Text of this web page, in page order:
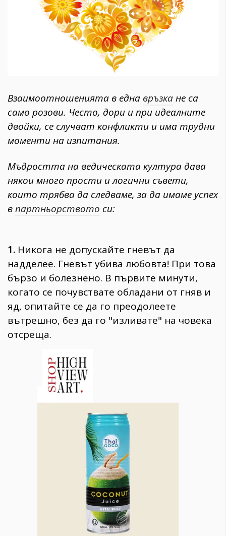
Пътувай
389
Wellness
1817
ПОСЛЕДВАЙТЕ
НИ
Взаимоотношенията в една връзкане са
само розови. Често, дори и при идеалните
двойки, се случват конфликти и има трудни
моменти на изпитания.
Мъдростта на ведическата култура дава
някои много прости и логични съвети,
които трябва да следваме, за да имаме успех
впартньорството си:
1. Никога не допускайте гневът да
надделее. Гневът убива любовта! При това
бързо и болезнено. В първите минути,
когато се почувствате обладани от гняв и
яд, опитайте се да го преодолеете
вътрешно, без да го "изливате" на човека
отсреща.